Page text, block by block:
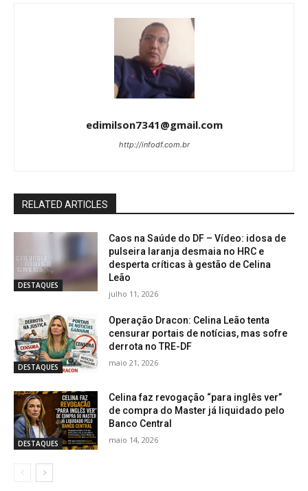
edimilson7341@gmail.com
http://infodf.com.br
RELATED ARTICLES
DESTAQUES
Caos na Saúde do DF – Vídeo: idosa de
pulseira laranja desmaia no HRC e
desperta críticas à gestão de Celina
Leão
julho 11, 2026
DESTAQUES
Operação Dracon: Celina Leão tenta
censurar portais de notícias, mas sofre
derrota no TRE-DF
maio 21, 2026
DESTAQUES
Celina faz revogação “para inglês ver”
de compra do Master já liquidado pelo
Banco Central
maio 14, 2026